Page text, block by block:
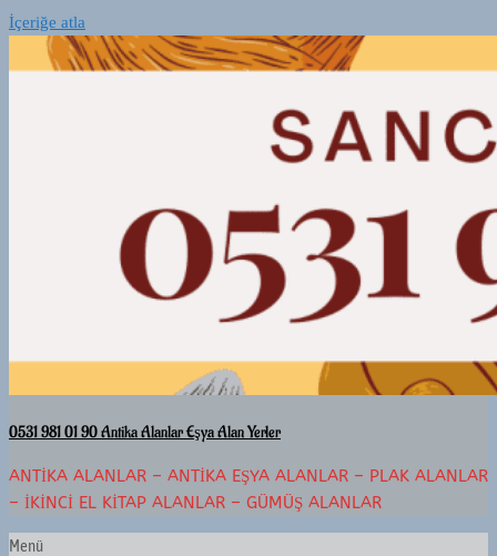
İçeriğe atla
0531 981 01 90 Antika Alanlar Eşya Alan Yerler
ANTIKA ALANLAR – ANTIKA EŞYA ALANLAR – PLAK ALANLAR
– İKINCI EL KITAP ALANLAR – GÜMÜŞ ALANLAR
Menü